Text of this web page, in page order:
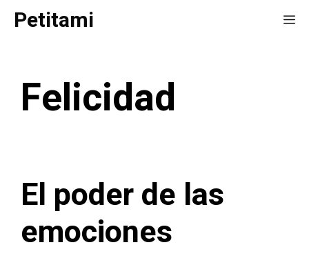
SaltarPetitami
Felicidad
El poder de las
emociones